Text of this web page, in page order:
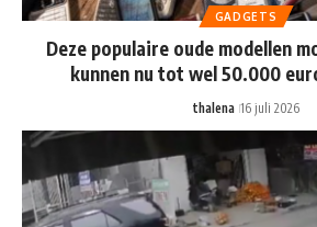
GADGETS
Deze populaire oude modellen
kunnen nu tot wel 50.000
thalena 16 juli 2026